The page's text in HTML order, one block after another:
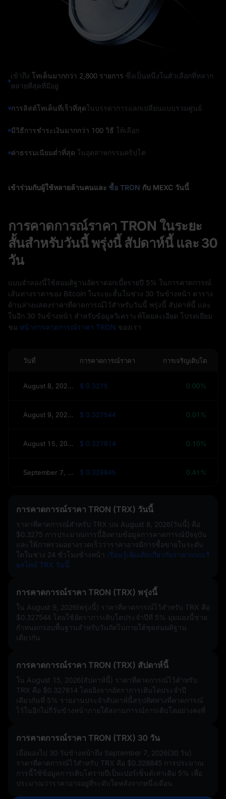
เข้าถึง โทเค็นมากกว่า 2,800 รายการ ซึ่งเป็นหนึ่งในตัวเลือกที่หลาก
หลายที่สุดที่มีอยู่
การลิสต์โทเค็นที่เร็วที่สุดในบรรดาการแลกเปลี่ยนแบบรวมศูนย์
มีวิธีการชำระเงินมากกว่า 100 วิธี ให้เลือก
ค่าธรรมเนียมต่ำที่สุด ในอุตสาหกรรมคริปโต
เข้าร่วมกับผู้ใช้หลายล้านคนและ ซื้อ TRON กับ MEXC วันนี้
การคาดการณ์ราคา TRON ในระยะ
สั้นสำหรับวันนี้ พรุ่งนี้ สัปดาห์นี้ และ 30
วัน
แบบจำลองนี้ใช้สมมติฐานอัตราดอกเบี้ยรายปี 5% ในการคาดการณ์
เส้นทางราคาของ Bitcoin ในระยะสั้นในช่วง 30 วันข้างหน้า ตาราง
ด้านล่างแสดงราคาที่คาดการณ์ไว้สำหรับวันนี้ พรุ่งนี้ สัปดาห์นี้ และ
ในอีก 30 วันข้างหน้า สำหรับข้อมูลวิเคราะห์โดยละเอียด โปรดเยี่ยม
ชม หน้าการคาดการณ์ราคา TRON ของเรา
วันที่ การคาดการณ์ราคา การเจริญเติบโต
August 8, 2026(วันนี้) $ 0.3275 0.00%
August 9, 2026(พรุ่งนี้) $ 0.327544 0.01%
August 15, 2026(สัปดาห์นี้) $ 0.327814 0.10%
September 7, 2026(30 วัน) $ 0.328845 0.41%
การคาดการณ์ราคา TRON (TRX) วันนี้
ราคาที่คาดการณ์สำหรับ TRX บน August 8, 2026(วันนี้) คือ
$0.3275 การประมาณการนี้อิงตามข้อมูลการคาดการณ์ปัจจุบัน
และให้ภาพรวมอย่างรวดเร็วว่าราคาอาจมีการซื้อขายในระดับ
ใดในช่วง 24 ชั่วโมงข้างหน้า เรียนรู้เพิ่มเติมเกี่ยวกับราคาแบบเรี
ยลไทม์ TRX วันนี้
การคาดการณ์ราคา TRON (TRX) พรุ่งนี้
ใน August 9, 2026(พรุ่งนี้) ราคาที่คาดการณ์ไว้สำหรับ TRX คือ
$0.327544 โดยใช้อัตราการเติบโตประจำปีที่ 5% มุมมองนี้ช่วย
กำหนดกรอบพื้นฐานสำหรับวันถัดไปภายใต้ชุดสมมติฐาน
เดียวกัน
การคาดการณ์ราคา TRON (TRX) สัปดาห์นี้
ใน August 15, 2026(สัปดาห์นี้) ราคาที่คาดการณ์ไว้สำหรับ
TRX คือ $0.327814 โดยอิงจากอัตราการเติบโตประจำปี
เดียวกันที่ 5% รายงานประจำสัปดาห์นี้สรุปทิศทางที่คาดการณ์
ไว้ในอีกไม่กี่วันข้างหน้าภายใต้สถานการณ์การเติบโตอย่างคงที่
การคาดการณ์ราคา TRON (TRX) 30 วัน
เมื่อมองไป 30 วันข้างหน้าถึง September 7, 2026(30 วัน)
ราคาที่คาดการณ์ไว้สำหรับ TRX คือ $0.328845 การประมาณ
การนี้ใช้ข้อมูลการเติบโตรายปีเป็นเปอร์เซ็นต์เท่าเดิม 5% เพื่อ
ประมาณว่าราคาอาจอยู่ที่ระดับใดหลังจากหนึ่งเดือน